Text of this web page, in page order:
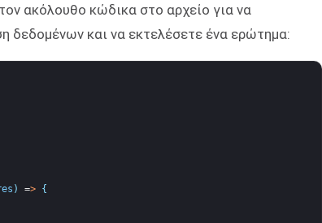
ακόλουθο κώδικα στο αρχείο για να
δεδομένων και να εκτελέσετε ένα ερώτημα:
) => {